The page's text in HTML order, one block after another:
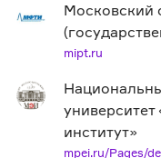
Московский
mipt.ru
институт»
mpei.ru/Pages/